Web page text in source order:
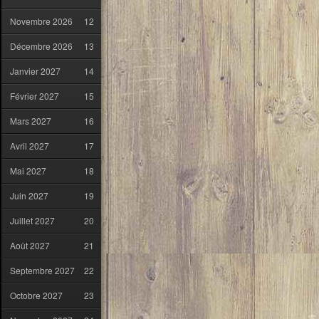
Novembre 2026 12
Décembre 2026 13
Janvier 2027 14
Février 2027 15
Mars 2027 16
Avril 2027 17
Mai 2027 18
Juin 2027 19
Juillet 2027 20
Août 2027 21
Septembre 2027 22
Octobre 2027 23